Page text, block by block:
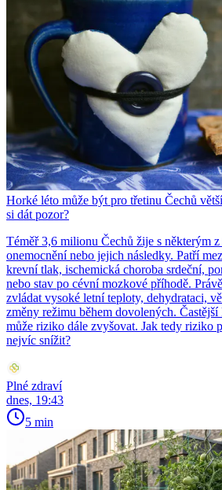
Horké léto může být pro třetinu Čechů
si dát pozor?
Téměř 3,6 milionu Čechů žije s některým
onemocnění nebo jejich následky. Patří
krevní tlak, ischemická choroba srdeční,
nebo stav po cévní mozkové příhodě.
zvládat vysoké letní teploty, dehydrataci,
změny režimu během dovolených.
může riziko dále zvyšovat. Jak tedy riziko
nejvíc snížit?
Plné zdraví
dnes, 19:43
5 min